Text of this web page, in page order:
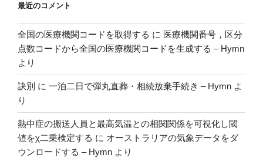
閾
値
を
χ
二
乗
検
す
る”
の
最近のコメント
全国の医療機関コードを取得する に 医療機関番号，区分
点数コードから全国の医療機関コードを生成する – Hymn
より
訣別 に 一泊二日で弾丸直葬・相続放棄手続き – Hymn よ
り
熱中症の搬送人員と最高気温との相関関係を可視化し閾
値をχ二乗検定する に オーストラリアの気象データをダ
ウンロードする – Hymn より